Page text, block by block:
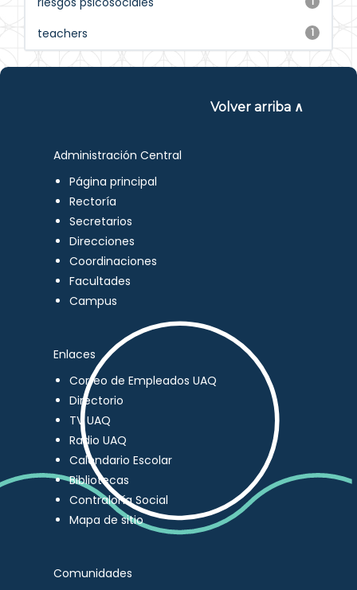
1
teachers
Volver arriba ∧
Administración Central
Página principal
Rectoría
Secretarios
Direcciones
Coordinaciones
Facultades
Campus
Enlaces
Correo de Empleados UAQ
Directorio
TV UAQ
Radio UAQ
Calendario Escolar
Bibliotecas
Contraloría Social
Mapa de sitio
Comunidades